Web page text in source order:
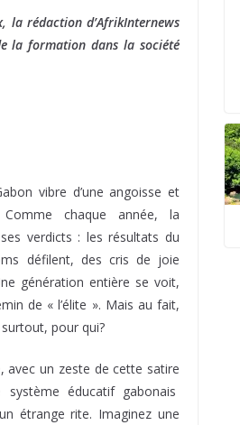
la rédaction d’AfrikInternews
la formation dans la société
vibre d’une angoisse et
Comme chaque année, la
verdicts : les résultats du
défilent, des cris de joie
génération entière se voit,
de « l’élite ». Mais au fait,
pour qui?
avec un zeste de cette satire
éducatif gabonais
étrange rite. Imaginez une